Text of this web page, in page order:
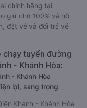
chính hãng tại
giữ chỗ 100% và hỗ
đặt vé và đổi trả vé
chạy tuyến đường
- Khánh Hòa:
- Khánh Hòa
lợi, sang trọng
Khánh - Khánh Hòa